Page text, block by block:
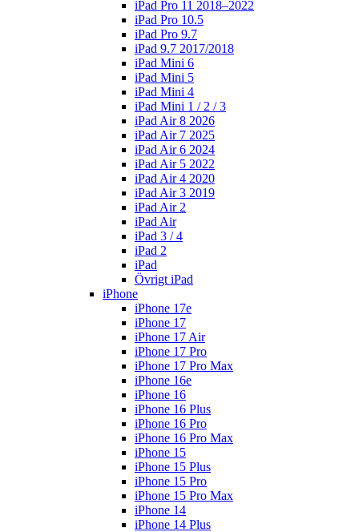
iPad Pro 11 2018–2022
iPad Pro 10.5
iPad Pro 9.7
iPad 9.7 2017/2018
iPad Mini 6
iPad Mini 5
iPad Mini 4
iPad Mini 1 / 2 / 3
iPad Air 8 2026
iPad Air 7 2025
iPad Air 6 2024
iPad Air 5 2022
iPad Air 4 2020
iPad Air 3 2019
iPad Air 2
iPad Air
iPad 3 / 4
iPad 2
iPad
Övrigt iPad
iPhone
iPhone 17e
iPhone 17
iPhone 17 Air
iPhone 17 Pro
iPhone 17 Pro Max
iPhone 16e
iPhone 16
iPhone 16 Plus
iPhone 16 Pro
iPhone 16 Pro Max
iPhone 15
iPhone 15 Plus
iPhone 15 Pro
iPhone 15 Pro Max
iPhone 14
iPhone 14 Plus